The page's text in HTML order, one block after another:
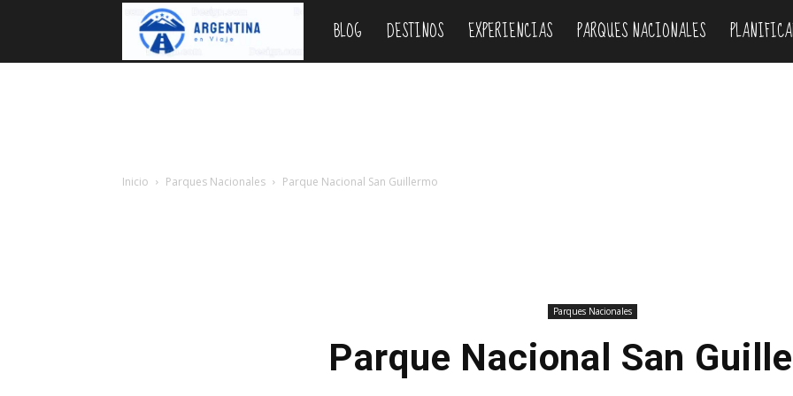
Argentina
BLOG DESTINOS EXPERIENCIAS PARQUES NACIONALES
Inicio Parques Nacionales Parque Nacional San Guillermo
Parques Nacionales
Parque Nacional San